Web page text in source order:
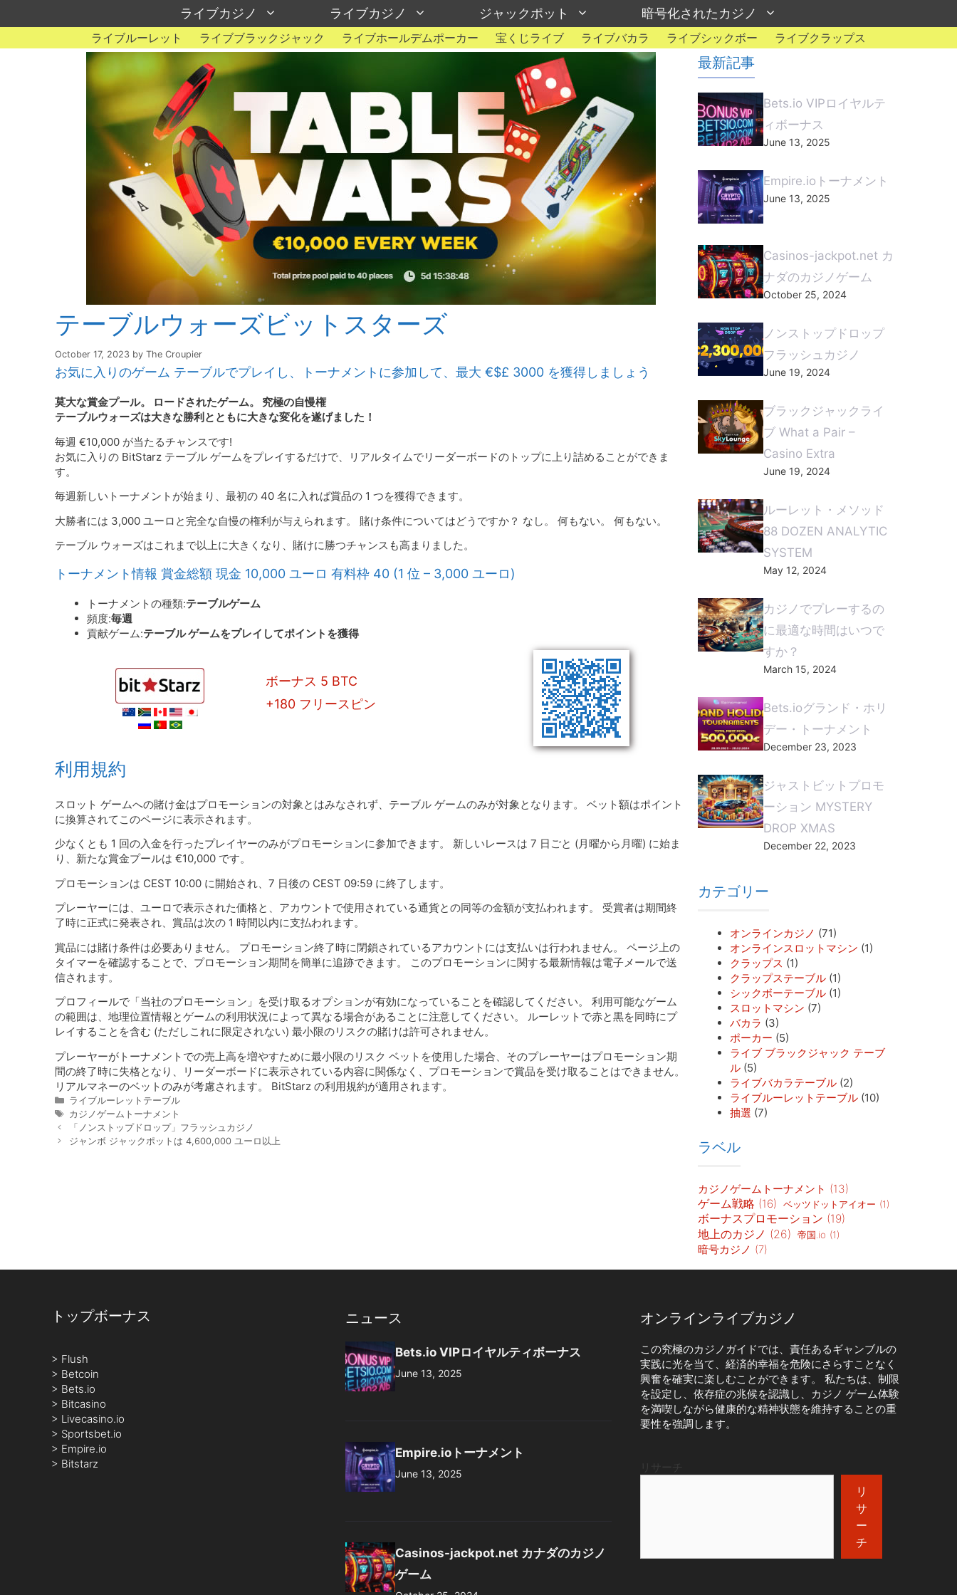
ライブカジノ ライブカジノ ジャックポット 暗号化されたカジノ
ライブルーレット ライブブラックジャック ライブホールデムポーカー 宝くじライブ ライブバカラ ライブシックボー ライブクラップス
テーブルウォーズビットスターズ
October 17, 2023 by The Croupier
お気に入りのゲーム テーブルでプレイし、トーナメントに参加して、最大 €$£ 3000 を獲得しましょう
莫大な賞金プール。 ロードされたゲーム。 究極の自慢権
テーブルウォーズは大きな勝利とともに大きな変化を遂げました！
毎週 €10,000 が当たるチャンスです!
お気に入りの BitStarz テーブル ゲームをプレイするだけで、リアルタイムでリーダーボードのトップに上り詰めることができま
す。
毎週新しいトーナメントが始まり、最初の 40 名に入れば賞品の 1 つを獲得できます。
大勝者には 3,000 ユーロと完全な自慢の権利が与えられます。 賭け条件についてはどうですか？ なし。 何もない。 何もない。
テーブル ウォーズはこれまで以上に大きくなり、賭けに勝つチャンスも高まりました。
トーナメント情報 賞金総額 現金 10,000 ユーロ 有料枠 40 (1 位 – 3,000 ユーロ)
トーナメントの種類:テーブルゲーム
頻度:毎週
貢献ゲーム:テーブル ゲームをプレイしてポイントを獲得
ボーナス 5 BTC
+180 フリースピン
利用規約
スロット ゲームへの賭け金はプロモーションの対象とはみなされず、テーブル ゲームのみが対象となります。 ベット額はポイント
に換算されてこのページに表示されます。
少なくとも 1 回の入金を行ったプレイヤーのみがプロモーションに参加できます。 新しいレースは 7 日ごと (月曜から月曜) に始ま
り、新たな賞金プールは €10,000 です。
プロモーションは CEST 10:00 に開始され、7 日後の CEST 09:59 に終了します。
プレーヤーには、ユーロで表示された価格と、アカウントで使用されている通貨との同等の金額が支払われます。 受賞者は期間終
了時に正式に発表され、賞品は次の 1 時間以内に支払われます。
賞品には賭け条件は必要ありません。 プロモーション終了時に閉鎖されているアカウントには支払いは行われません。 ページ上の
タイマーを確認することで、プロモーション期間を簡単に追跡できます。 このプロモーションに関する最新情報は電子メールで送
信されます。
プロフィールで「当社のプロモーション」を受け取るオプションが有効になっていることを確認してください。 利用可能なゲーム
の範囲は、地理位置情報とゲームの利用状況によって異なる場合があることに注意してください。 ルーレットで赤と黒を同時にプ
レイすることを含む (ただしこれに限定されない) 最小限のリスクの賭けは許可されません。
プレーヤーがトーナメントでの売上高を増やすために最小限のリスク ベットを使用した場合、そのプレーヤーはプロモーション期
間の終了時に失格となり、リーダーボードに表示されている内容に関係なく、プロモーションで賞品を受け取ることはできません。
リアルマネーのベットのみが考慮されます。 BitStarz の利用規約が適用されます。
Categories
ライブルーレットテーブル
Tags
カジノゲームトーナメント
「ノンストップドロップ」フラッシュカジノ
ジャンボ ジャックポットは 4,600,000 ユーロ以上
最新記事
Bets.io VIPロイヤルテ
ィボーナス
June 13, 2025
Empire.ioトーナメント
June 13, 2025
Casinos-jackpot.net カ
ナダのカジノゲーム
October 25, 2024
ノンストップドロップ
フラッシュカジノ
June 19, 2024
ブラックジャックライ
ブ What a Pair –
Casino Extra
June 19, 2024
ルーレット・メソッド
88 DOZEN ANALYTIC
SYSTEM
May 12, 2024
カジノでプレーするの
に最適な時間はいつで
すか？
March 15, 2024
Bets.ioグランド・ホリ
デー・トーナメント
December 23, 2023
ジャストビットプロモ
ーション MYSTERY
DROP XMAS
December 22, 2023
カテゴリー
オンラインカジノ (71)
オンラインスロットマシン (1)
クラップス (1)
クラップステーブル(1)
シックボーテーブル(1)
スロットマシン (7)
バカラ (3)
ポーカー (5)
ライブ ブラックジャック テーブ
ル(5)
ライブバカラテーブル(2)
ライブルーレットテーブル(10)
抽選 (7)
ラベル
カジノゲームトーナメント (13)
ゲーム戦略 (16) ベッツドットアイオー (1)
ボーナスプロモーション (19)
地上のカジノ (26) 帝国.io (1)
暗号カジノ (7)
トップボーナス
> Flush
> Betcoin
> Bets.io
> Bitcasino
> Livecasino.io
> Sportsbet.io
> Empire.io
> Bitstarz
ニュース
Bets.io VIPロイヤルティボーナス
June 13, 2025
Empire.ioトーナメント
June 13, 2025
Casinos-jackpot.net カナダのカジノ
ゲーム
オンラインライブカジノ
この究極のカジノガイドでは、責任あるギャンブルの
実践に光を当て、経済的幸福を危険にさらすことなく
興奮を確実に楽しむことができます。 私たちは、制限
を設定し、依存症の兆候を認識し、カジノ ゲーム体験
を満喫しながら健康的な精神状態を維持することの重
要性を強調します。
リサーチ
リ
サ
ー
チ